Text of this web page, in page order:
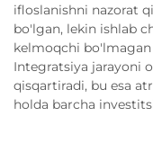
ifloslanishni nazorat
bo'lgan, lekin ishlab
kelmoqchi
Integratsiya jarayoni
qisqartiradi, bu esa
holda barcha